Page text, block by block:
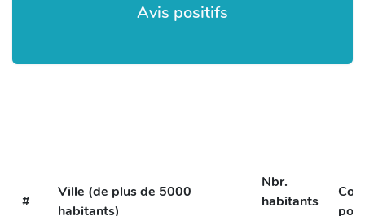
Avis positifs
#
Ville (de plus de 5000
habitants)
Nbr.
habitants